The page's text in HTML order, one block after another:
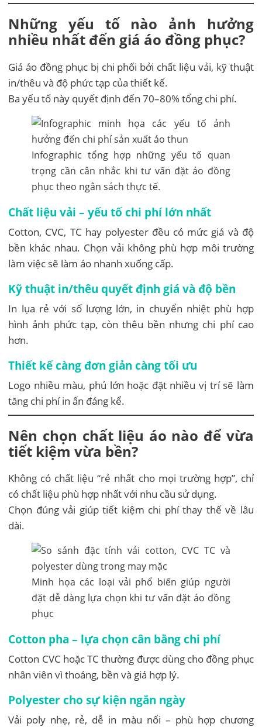
Những yếu tố nào ảnh hưởng
nhiều nhất đến giá áo đồng phục?
Giá áo đồng phục bị chi phối bởi chất liệu vải, kỹ thuật
in/thêu và độ phức tạp của thiết kế.
Ba yếu tố này quyết định đến 70–80% tổng chi phí.
Infographic tổng hợp những yếu tố quan
trọng cần cân nhắc khi tư vấn đặt áo đồng
phục theo ngân sách thực tế.
Chất liệu vải – yếu tố chi phí lớn nhất
Cotton, CVC, TC hay polyester đều có mức giá và độ
bền khác nhau. Chọn vải không phù hợp môi trường
làm việc sẽ làm áo nhanh xuống cấp.
Kỹ thuật in/thêu quyết định giá và độ bền
In lụa rẻ với số lượng lớn, in chuyển nhiệt phù hợp
hình ảnh phức tạp, còn thêu bền nhưng chi phí cao
hơn.
Thiết kế càng đơn giản càng tối ưu
Logo nhiều màu, phủ lớn hoặc đặt nhiều vị trí sẽ làm
tăng chi phí in ấn đáng kể.
Nên chọn chất liệu áo nào để vừa
tiết kiệm vừa bền?
Không có chất liệu “rẻ nhất cho mọi trường hợp”, chỉ
có chất liệu phù hợp nhất với nhu cầu sử dụng.
Chọn đúng vải giúp tiết kiệm chi phí thay thế về lâu
dài.
Minh họa các loại vải phổ biến giúp người
đặt dễ dàng lựa chọn khi tư vấn đặt áo đồng
phục
Cotton pha – lựa chọn cân bằng chi phí
Cotton CVC hoặc TC thường được dùng cho đồng phục
nhân viên vì thoáng, bền và giá hợp lý.
Polyester cho sự kiện ngắn ngày
Vải poly nhẹ, rẻ, dễ in màu nổi – phù hợp chương